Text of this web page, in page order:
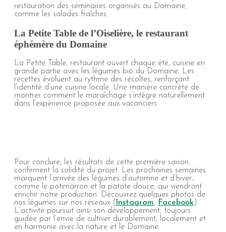
restauration des séminaires organisés au Domaine,
comme les salades fraîches.
La Petite Table de l’Oiselière, le restaurant
éphémère du Domaine
La Petite Table, restaurant ouvert chaque été, cuisine en
grande partie avec les légumes bio du Domaine. Les
recettes évoluent au rythme des récoltes, renforçant
l’identité d’une cuisine locale. Une manière concrète de
montrer comment le maraîchage s’intègre naturellement
dans l’expérience proposée aux vacanciers.
Pour conclure, les résultats de cette première saison
confirment la solidité du projet. Les prochaines semaines
marquent l’arrivée des légumes d’automne et d’hiver,
comme le potimarron et la patate douce, qui viendront
enrichir notre production. Découvrez quelques photos de
nos légumes sur nos réseaux (Instagram, Facebook).
L’activité poursuit ainsi son développement, toujours
guidée par l’envie de cultiver durablement, localement et
en harmonie avec la nature et le Domaine.